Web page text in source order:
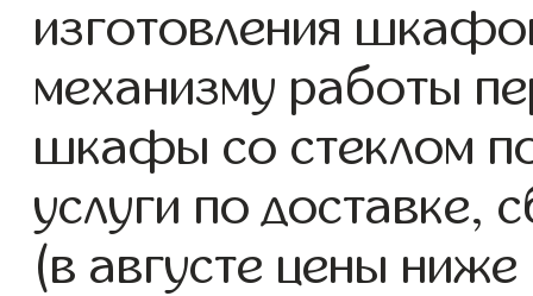
изготовления
механизму работы
шкафы со стеклом
услуги по доставке,
(в августе цены